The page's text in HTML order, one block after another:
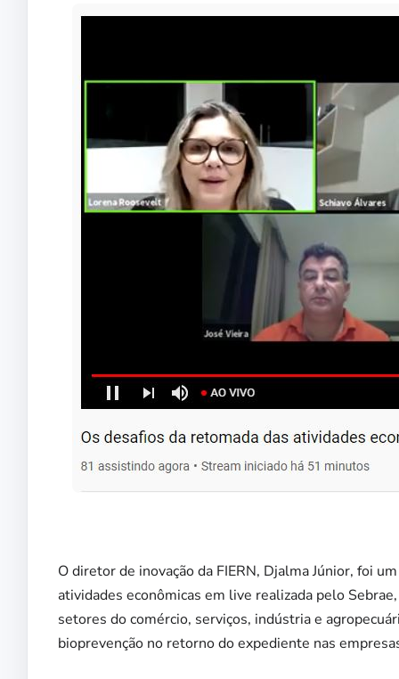
O diretor de inovação da FIERN, Djalma Júnior, foi
atividades econômicas em live realizada pelo
setores do comércio, serviços, indústria e
bioprevenção no retorno do expediente nas